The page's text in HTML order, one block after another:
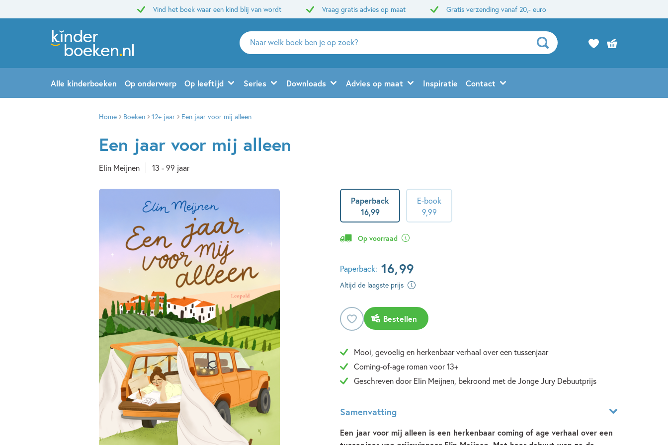
Vind het boek waar een kind blij van wordt Vraag gratis advies op maat Gratis verzending vanaf 20,- euro
Zoeken
naar
en
uitgevers
Alle kinderboeken Op onderwerp Op leeftijd Series Downloads Advies op maat Inspiratie Contact
Home Boeken 12+ jaar Een jaar voor mij alleen
Een jaar voor mij alleen
Elin Meijnen 13 - 99 jaar
Paperback
16,99
E-book
9,99
Op voorraad
Paperback: 16,99
Altijd de laagste prijs
Bestellen
Mooi, gevoelig en herkenbaar verhaal over een tussenjaar
Coming-of-age roman voor 13+
Geschreven door Elin Meijnen, bekroond met de Jonge Jury Debuutprijs
Samenvatting
Een jaar voor mij alleen is een herkenbaar coming of age verhaal over een